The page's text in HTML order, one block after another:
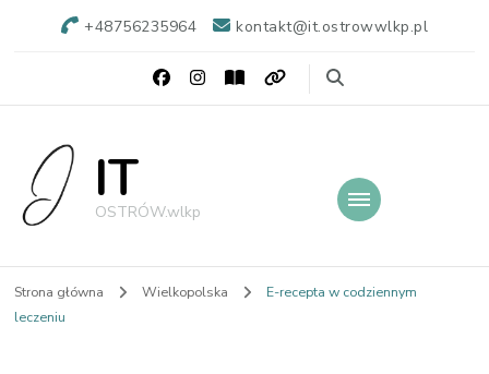
+48756235964 kontakt@it.ostrowwlkp.pl
IT
OSTRÓW.wlkp
Strona główna Wielkopolska
E-recepta w codziennym
leczeniu